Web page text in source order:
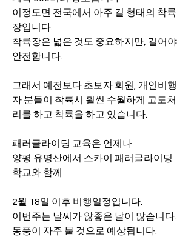
이정도면 전국에서 아주 길 형태의 착륙
장입니다.
착륙장은 넓은 것도 중요하지만, 길어야
안전합니다.
그래서 예전보다 초보자 회원, 개인비행
자 분들이 착륙시 훨씬 수월하게 고도처
리를 하고 착륙을 하고 있습니다.
패러글라이딩 교육은 언제나
양평 유명산에서 스카이 패러글라이딩
학교와 함께
2월 18일 이후 비행일정입니다.
이번주는 날씨가 않좋은 날이 많습니다.
동풍이 자주 불 것으로 예상됩니다.